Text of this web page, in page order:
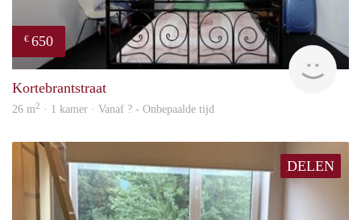
€ 650
rent
Kortebrantstraat
26 m2 · 1 kamer · Vanaf ? - Onbepaalde tijd
DELEN